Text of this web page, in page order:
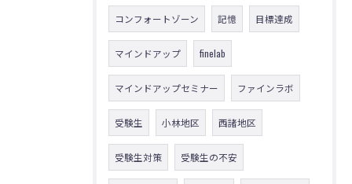
コンフォートゾーン 記憶 目標達成
マインドアップ finelab
マインドアップセミナー ファインラボ
受験生 小林地区 西諸地区
受験生対策 受験生の不安